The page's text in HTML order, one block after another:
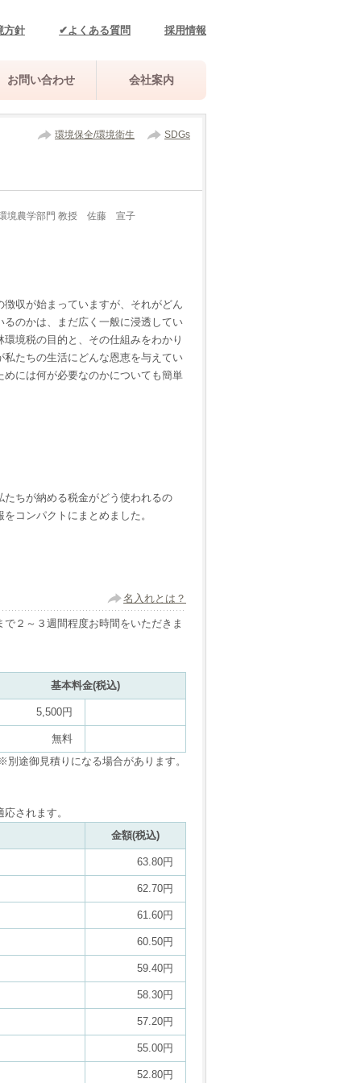
方針 ✔よくある質問 採用情報
お問い合わせ 会社案内
環境保全/環境衛生 SDGs
環境農学部門 教授 佐藤 宣子
収が始まっていますが、それがどん
のかは、まだ広く一般に浸透してい
境税の目的と、その仕組みをわかり
たちの生活にどんな恩恵を与えてい
には何が必要なのかについても簡単
ちが納める税金がどう使われるの
コンパクトにまとめました。
名入れとは？
２～３週間程度お時間をいただきま
基本料金(税込)
5,500円
無料
別途御見積りになる場合があります。
されます。
金額(税込)
63.80円
62.70円
61.60円
60.50円
59.40円
58.30円
57.20円
55.00円
52.80円